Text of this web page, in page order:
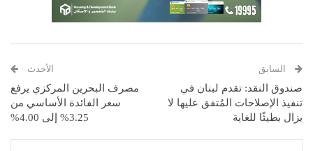
السابق
صندوق النقد: تقدم لبنان في
تنفيذ الإصلاحات المُتفق عليها لا
يزال بطيئًا للغاية
الأحدث
مصرف البحرين المركزي يرفع
سعر الفائدة الأساسي من
3.25% إلى 4.00%